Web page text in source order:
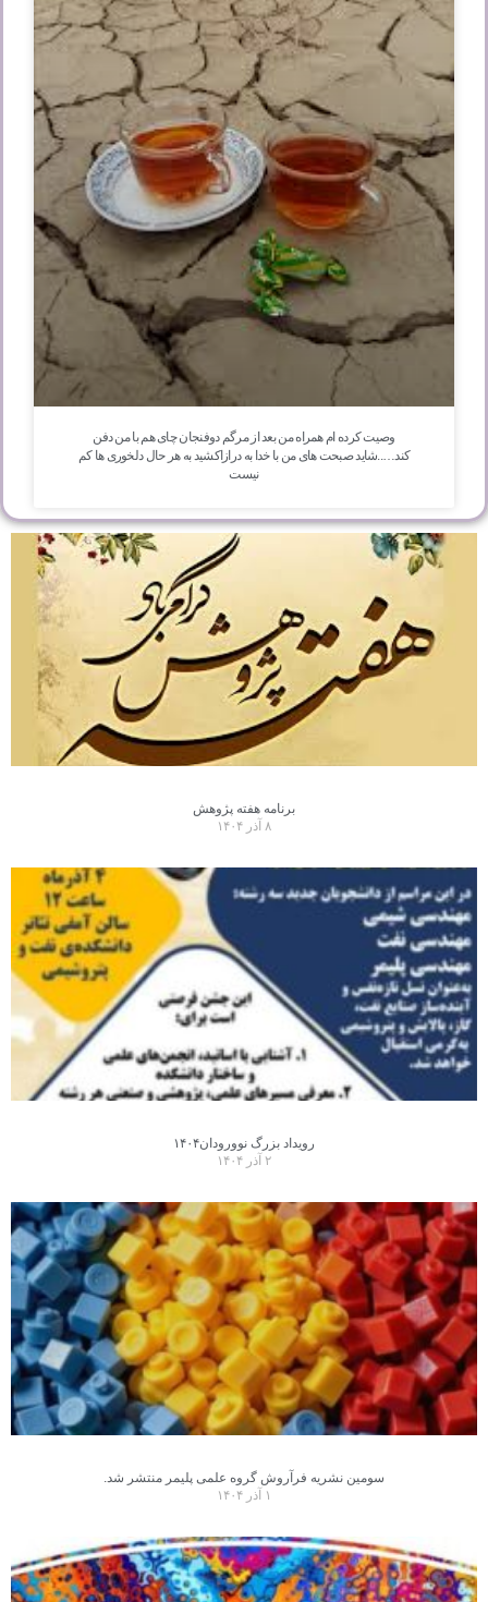
وصیت کرده ام همراه من بعد از مرگم دوفنجان چای هم با من دفن
کند…..شاید صبحت های من با خدا به درازاکشید به هر حال دلخوری ها کم
نیست
برنامه هفته پژوهش
۸ آذر ۱۴۰۴
رویداد بزرگ نوورودان۱۴۰۴
۲ آذر ۱۴۰۴
سومین نشریه فرآروش گروه علمی پلیمر منتشر شد.
۱ آذر ۱۴۰۴